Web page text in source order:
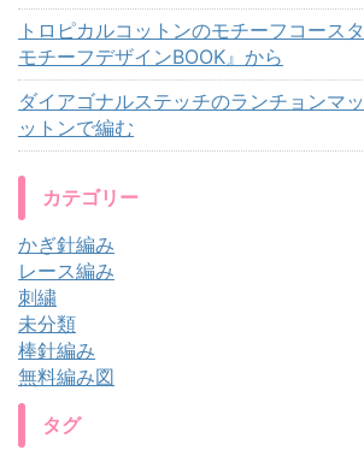
トロピカルコットンのモチーフコース
モチーフデザインBOOK』から
ダイアゴナルステッチのランチョンマ
ットンで編む
カテゴリー
かぎ針編み
レース編み
刺繍
未分類
棒針編み
無料編み図
タグ